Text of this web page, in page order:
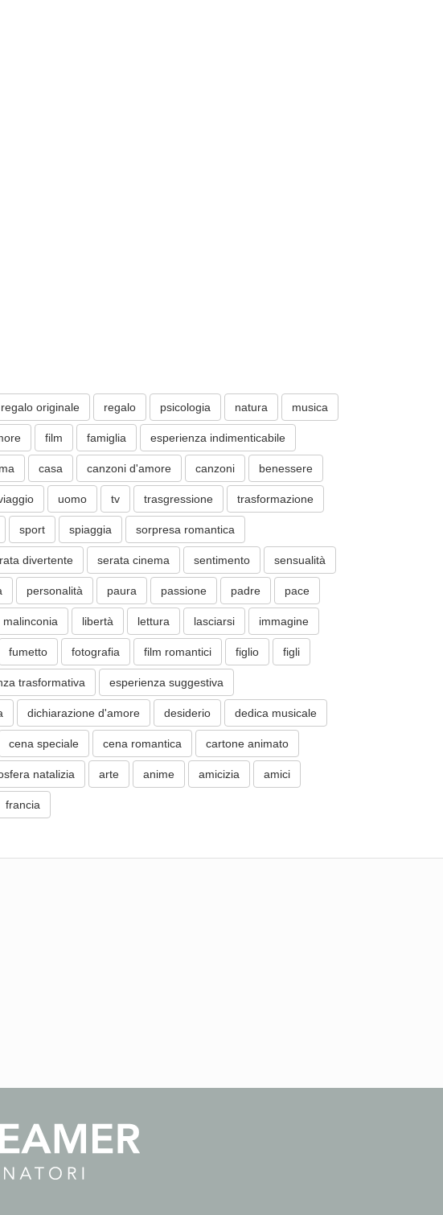
regalo originale regalo psicologia natura musica
film famiglia esperienza indimenticabile
casa canzoni d'amore canzoni benessere
uomo tv trasgressione trasformazione
sport spiaggia sorpresa romantica
divertente serata cinema sentimento sensualità
personalità paura passione padre pace
malinconia libertà lettura lasciarsi immagine
fumetto fotografia film romantici figlio figli
trasformativa esperienza suggestiva
dichiarazione d'amore desiderio dedica musicale
cena speciale cena romantica cartone animato
natalizia arte anime amicizia amici
francia